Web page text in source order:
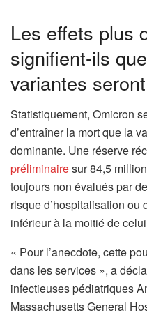
Les effets plus
signifient-ils
variantes
Statistiquement, Omicron
d’entraîner la mort que la
dominante. Une réserve
préliminairesur 84,5
toujours non évalués par
risque d’hospitalisation ou
inférieur à la moitié de
« Pour l’anecdote, cette
dans les services », a
infectieuses pédiatriques
Massachusetts General